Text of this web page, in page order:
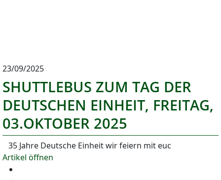
23/09/2025
SHUTTLEBUS ZUM TAG DER
DEUTSCHEN EINHEIT, FREITAG,
03.OKTOBER 2025
35 Jahre Deutsche Einheit wir feiern mit euc
Artikel öffnen